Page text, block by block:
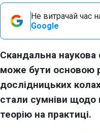
Не витрачай час
Google
Скандальна наукова
може бути основою
дослідницьких
стали сумніви щодо
теорію на практиці.